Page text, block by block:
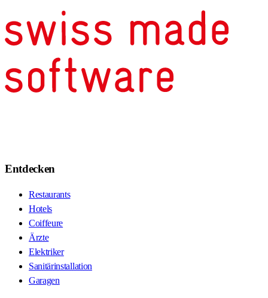
Entdecken
Restaurants
Hotels
Coiffeure
Ärzte
Elektriker
Sanitärinstallation
Garagen